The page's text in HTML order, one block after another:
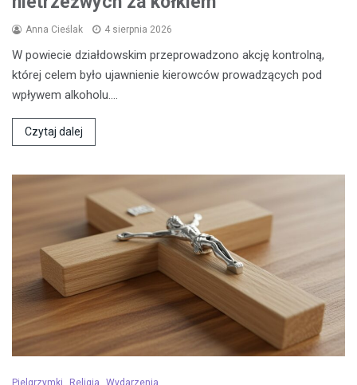
Anna Cieślak 4 sierpnia 2026
W powiecie działdowskim przeprowadzono akcję kontrolną,
której celem było ujawnienie kierowców prowadzących pod
wpływem alkoholu.…
Czytaj dalej
Pielgrzymki Religia Wydarzenia